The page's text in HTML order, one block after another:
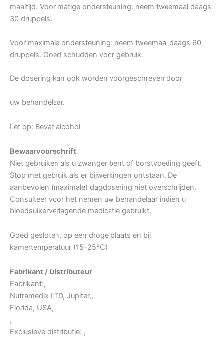
maaltijd. Voor matige ondersteuning: neem tweemaal daags
30 druppels.
Voor maximale ondersteuning: neem tweemaal daags 60
druppels. Goed schudden voor gebruik.
De dosering kan ook worden voorgeschreven door
uw behandelaar.
Let op: Bevat alcohol
Bewaarvoorschrift
Niet gebruiken als u zwanger bent of borstvoeding geeft.
Stop met gebruik als er bijwerkingen ontstaan. De
aanbevolen (maximale) dagdosering niet overschrijden.
Consulteer voor het nemen uw behandelaar indien u
bloedsuikerverlagende medicatie gebruikt.
Goed gesloten, op een droge plaats en bij
kamertemperatuur (15-25°C)
Fabrikant / Distributeur
Fabrikant:,
Nutramedix LTD, Jupiter,,
Florida, USA,
,
Exclusieve distributie: ,